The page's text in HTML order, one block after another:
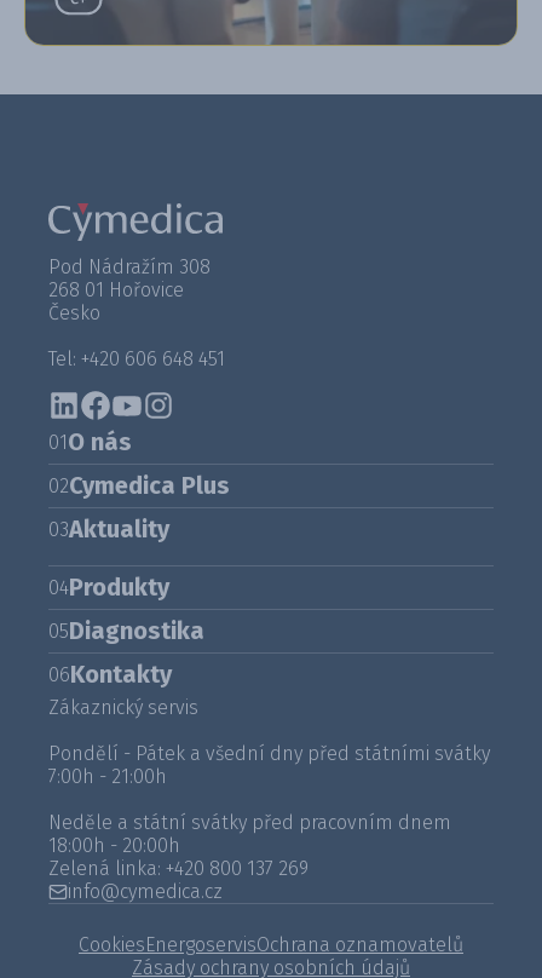
Pod Nádražím 308
268 01 Hořovice
Česko
Tel: +420 606 648 451
01O nás
02Cymedica Plus
03Aktuality
04Produkty
05Diagnostika
06Kontakty
Zákaznický servis
Pondělí - Pátek a všední dny před státními svátky
7:00h - 21:00h
Neděle a státní svátky před pracovním dnem
18:00h - 20:00h
Zelená linka: +420 800 137 269
info@cymedica.cz
CookiesEnergoservisOchrana oznamovatelů
Zásady ochrany osobních údajů